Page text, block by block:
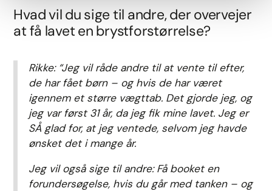
Hvad vil du sige til andre, der overvejer
at få lavet en brystforstørrelse?
Rikke: “Jeg vil råde andre til at vente til efter,
de har fået børn – og hvis de har været
igennem et større vægttab. Det gjorde jeg, og
jeg var først 31 år, da jeg fik mine lavet. Jeg er
SÅ glad for, at jeg ventede, selvom jeg havde
ønsket det i mange år.
Jeg vil også sige til andre: Få booket en
forundersøgelse, hvis du går med tanken – og